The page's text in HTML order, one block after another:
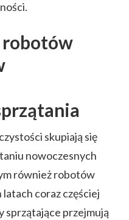
skupiają się
nowoczesnych
również robotów
coraz częściej
sprzątające przejmują